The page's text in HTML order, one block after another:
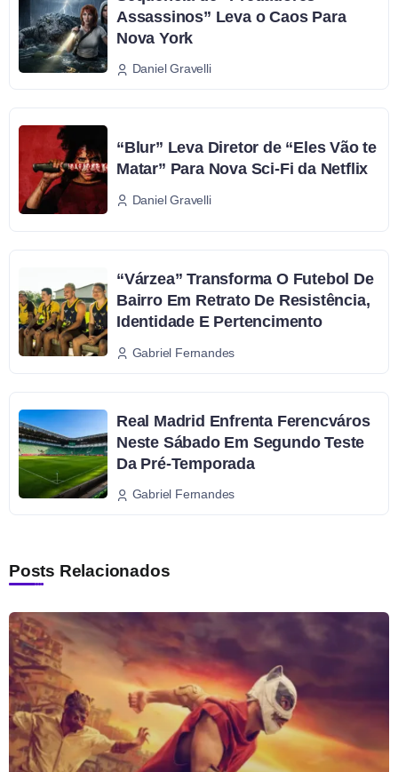
Assassinos” Leva o Caos Para
Nova York
Daniel Gravelli
“Blur” Leva Diretor de “Eles Vão te
Matar” Para Nova Sci-Fi da Netflix
Daniel Gravelli
“Várzea” Transforma O Futebol De
Bairro Em Retrato De Resistência,
Identidade E Pertencimento
Gabriel Fernandes
Real Madrid Enfrenta Ferencváros
Neste Sábado Em Segundo Teste
Da Pré-Temporada
Gabriel Fernandes
Posts Relacionados